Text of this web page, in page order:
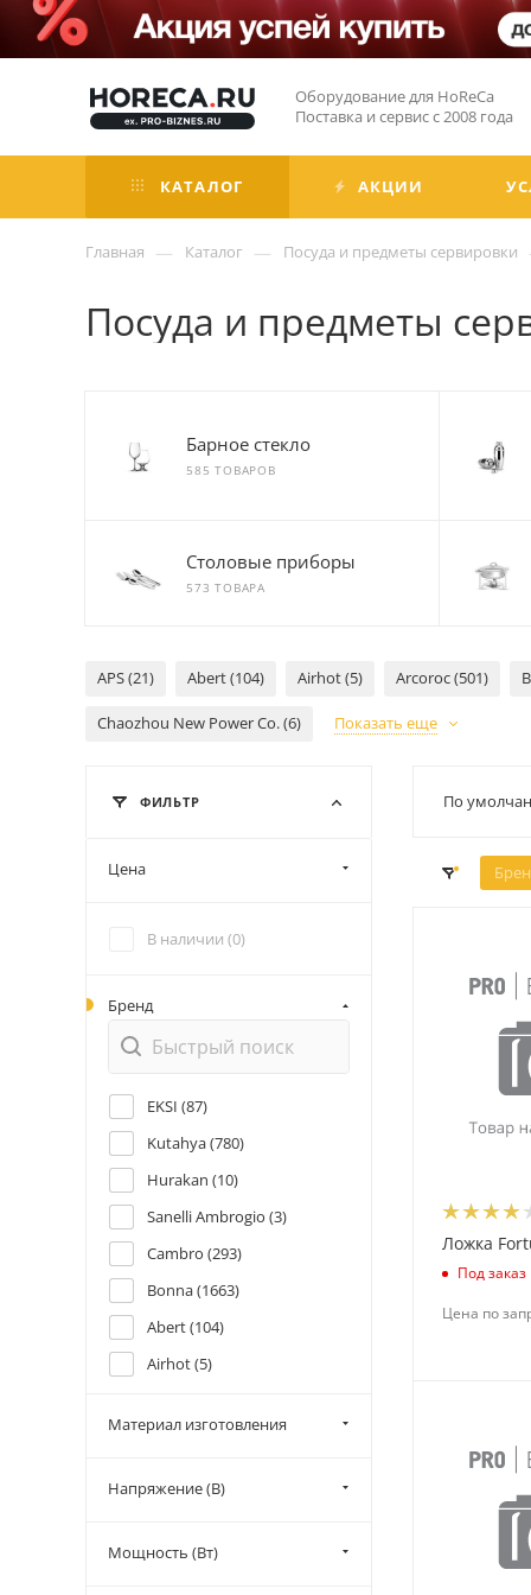
Оборудование для HoReCa
Поставка и сервис с 2008 года
КАТАЛОГ АКЦИИ
Главная — Каталог — Посуда и предметы сервировки
Посуда и предметы
Барное стекло
585 ТОВАРОВ
Столовые приборы
573 ТОВАРА
APS (21) Abert (104) Airhot (5) Arcoroc (501)
Chaozhou New Power Co. (6) Показать еще
По
Ложка
Под заказ
Цена по
ФИЛЬТР
Цена
В наличии (0)
Бренд
EKSI (87)
Kutahya (780)
Hurakan (10)
Sanelli Ambrogio (3)
Cambro (293)
Bonna (1663)
Abert (104)
Airhot (5)
Arcoroc ( 500)
Bormioli Rocco (
Материал изготовления
Напряжение (В)
Мощность (Вт)